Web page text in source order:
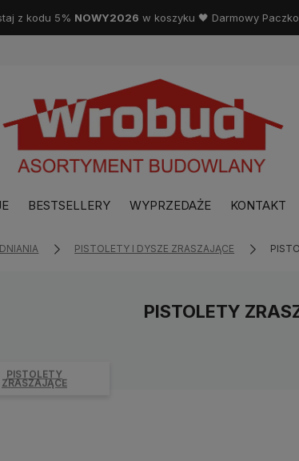
z kodu 5% NOWY2026 w koszyku 🖤 Darmowy
BESTSELLERY WYPRZEDAŻE KONTAKT
PISTOLETY I DYSZE ZRASZAJĄCE
PISTOLETY
PISTOLETY
ZRASZAJĄCE